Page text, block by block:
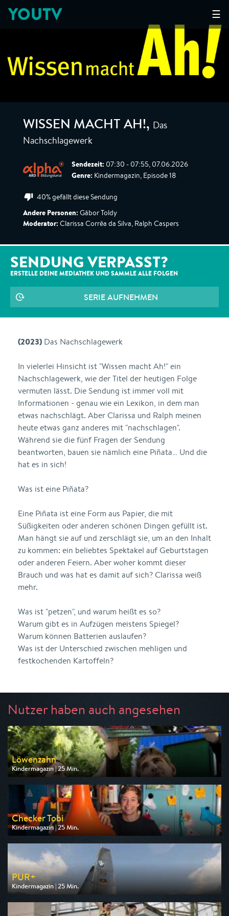
☰
YOUTV
WISSEN MACHT AH!, Das
Nachschlagewerk
Sendezeit: 07:30 - 07:55, 07.06.2026
Genre: Kindermagazin, Episode 18
40% gefällt diese Sendung
Andere Personen: Gábor Toldy
Moderator: Clarissa Corrêa da Silva, Ralph Caspers
SENDUNG VERPASST?
ERSTELLE DEINE MEDIATHEK UND SAMMLE ALLE FOLGEN
SERIE AUFNEHMEN
(2023) Das Nachschlagewerk
In vielerlei Hinsicht ist "Wissen macht Ah!" ein
Nachschlagewerk, wie der Titel der heutigen Folge
vermuten lässt. Die Sendung ist immer voll mit
Informationen - genau wie ein Lexikon, in dem man
etwas nachschlägt. Aber Clarissa und Ralph meinen
heute etwas ganz anderes mit "nachschlagen".
Während sie die fünf Fragen der Sendung
beantworten, bauen sie nämlich eine Piñata… Und die
hat es in sich!
Was ist eine Piñata?
Eine Piñata ist eine Form aus Papier, die mit
Süßigkeiten oder anderen schönen Dingen gefüllt ist.
Man hängt sie auf und zerschlägt sie, um an den Inhalt
zu kommen: ein beliebtes Spektakel auf Geburtstagen
oder anderen Feiern. Aber woher kommt dieser
Brauch und was hat es damit auf sich? Clarissa weiß
mehr.
Was ist "petzen", und warum heißt es so?
Warum gibt es in Aufzügen meistens Spiegel?
Warum können Batterien auslaufen?
Was ist der Unterschied zwischen mehligen und
festkochenden Kartoffeln?
Nutzer haben auch angesehen
Löwenzahn
Kindermagazin | 25 Min.
Ausgestrahlt von ZDF
am 09.08.2026, 08:15
Checker Tobi
Kindermagazin | 25 Min.
Ausgestrahlt von ARD
am 08.08.2026, 07:55
PUR+
Kindermagazin | 25 Min.
Ausgestrahlt von KiKA
am 09.08.2026, 19:25